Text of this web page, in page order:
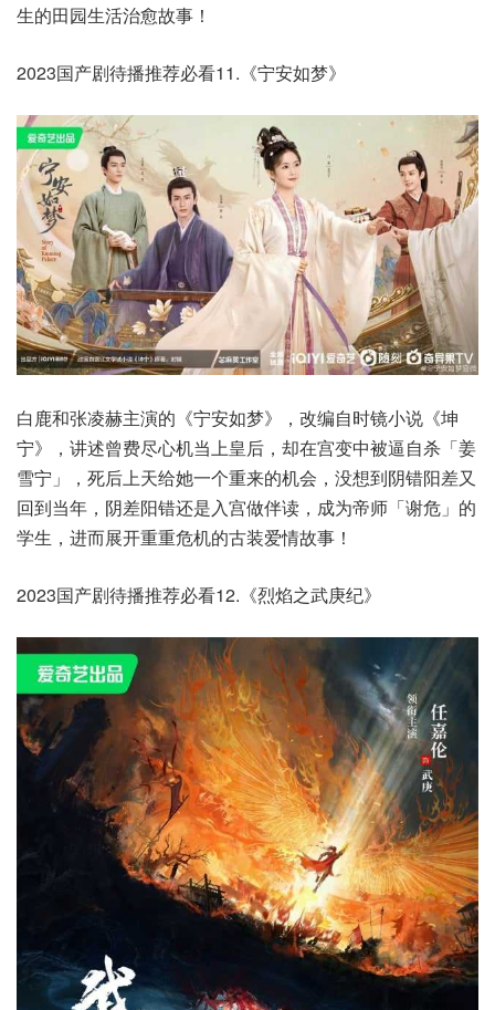
生的田园生活治愈故事！
2023国产剧待播推荐必看11.《宁安如梦》
白鹿和张凌赫主演的《宁安如梦》，改编自时镜小说《坤
宁》，讲述曾费尽心机当上皇后，却在宫变中被逼自杀「姜
雪宁」，死后上天给她一个重来的机会，没想到阴错阳差又
回到当年，阴差阳错还是入宫做伴读，成为帝师「谢危」的
学生，进而展开重重危机的古装爱情故事！
2023国产剧待播推荐必看12.《烈焰之武庚纪》